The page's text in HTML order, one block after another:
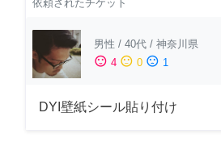
依頼されたチケット
男性 / 40代 / 神奈川県
sentiment_satisfied 4 sentiment_neutral 0 sentiment_dissatisfied 1
DYI壁紙シール貼り付け